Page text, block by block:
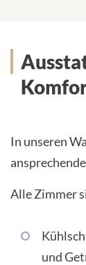
In unseren
Alle Zimmer
und